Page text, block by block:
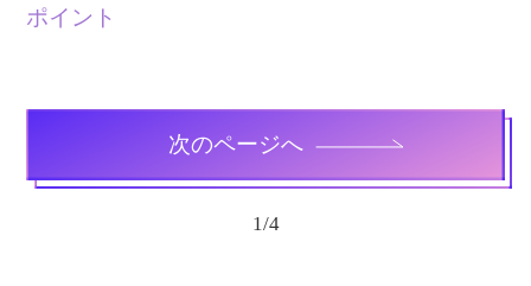
ポイント
次のページへ
1/4